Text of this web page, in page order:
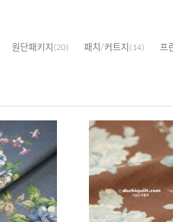
원단패키지 (20) 패치/커트지 (14) 프